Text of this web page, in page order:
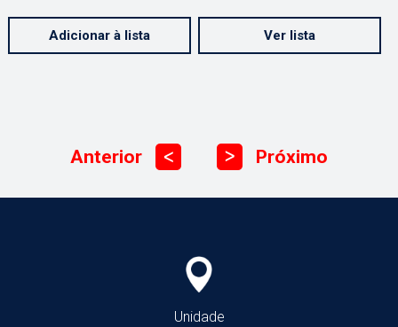
Adicionar à lista Ver lista
Anterior ᐳ ᐳ Próximo
Unidade